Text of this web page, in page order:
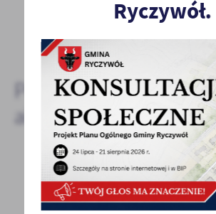
DODAJ KOMENTARZ
Pozostałe
aktualności
30 - 08 - 2023
GOK Ryczywół serdecznie zaprasza
Ryczywół.